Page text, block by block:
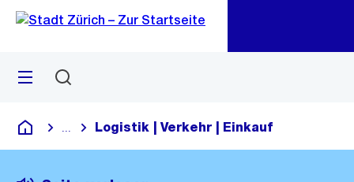
Navigation
Sprunglink
Menü
Deutsch
Blende alle Breadcrumbs ein
Logistik | Verkehr | Einkauf